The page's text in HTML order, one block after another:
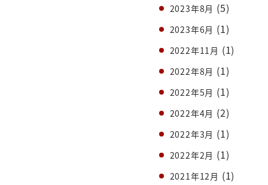
2023年8月 (5)
2023年6月 (1)
2022年11月 (1)
2022年8月 (1)
2022年5月 (1)
2022年4月 (2)
2022年3月 (1)
2022年2月 (1)
2021年12月 (1)